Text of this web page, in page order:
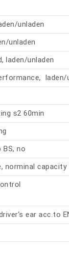
unladen
unladen
laden/unladen
laden/
s2 60min
no
norminal capacity
ear acc.to